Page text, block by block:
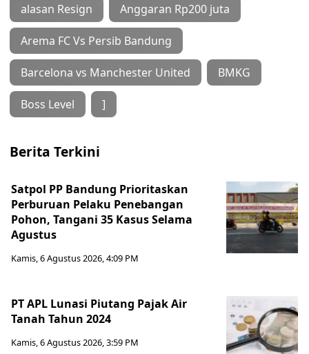
alasan Resign Anggaran Rp200 juta
Arema FC Vs Persib Bandung
Barcelona vs Manchester United BMKG
Boss Level ]
Berita Terkini
Satpol PP Bandung Prioritaskan
Perburuan Pelaku Penebangan
Pohon, Tangani 35 Kasus Selama
Agustus
Kamis, 6 Agustus 2026, 4:09 PM
PT APL Lunasi Piutang Pajak Air
Tanah Tahun 2024
Kamis, 6 Agustus 2026, 3:59 PM